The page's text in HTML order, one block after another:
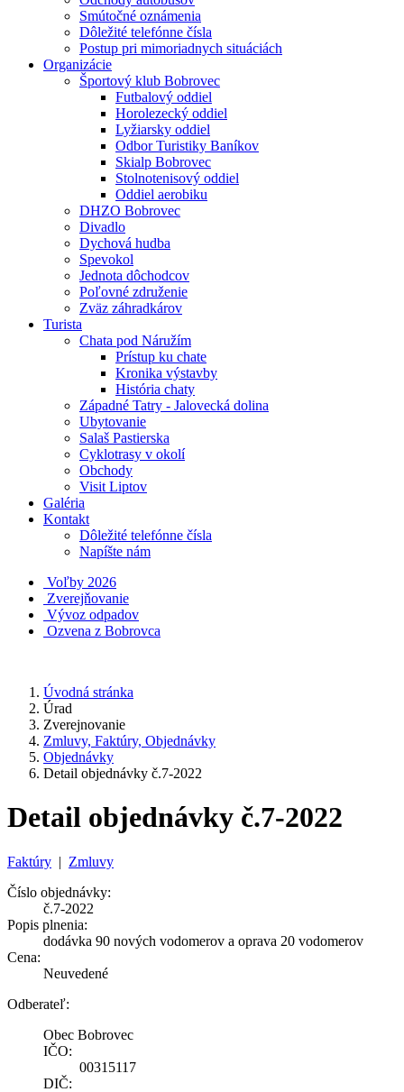
Smútočné oznámenia
Dôležité telefónne čísla
Postup pri mimoriadnych situáciách
Organizácie
Športový klub Bobrovec
Futbalový oddiel
Horolezecký oddiel
Lyžiarsky oddiel
Odbor Turistiky Baníkov
Skialp Bobrovec
Stolnotenisový oddiel
Oddiel aerobiku
DHZO Bobrovec
Divadlo
Dychová hudba
Spevokol
Jednota dôchodcov
Poľovné združenie
Zväz záhradkárov
Turista
Chata pod Náružím
Prístup ku chate
Kronika výstavby
História chaty
Západné Tatry - Jalovecká dolina
Ubytovanie
Salaš Pastierska
Cyklotrasy v okolí
Obchody
Visit Liptov
Galéria
Kontakt
Dôležité telefónne čísla
Napíšte nám
Voľby 2026
Zverejňovanie
Vývoz odpadov
Ozvena z Bobrovca
Úvodná stránka
Úrad
Zverejnovanie
Zmluvy, Faktúry, Objednávky
Objednávky
Detail objednávky č.7-2022
Detail objednávky č.7-2022
Faktúry | Zmluvy
Číslo objednávky:
č.7-2022
Popis plnenia:
dodávka 90 nových vodomerov a oprava 20 vodomerov
Cena:
Neuvedené
Odberateľ:
Obec Bobrovec
IČO:
00315117
DIČ: